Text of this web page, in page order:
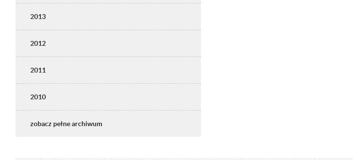
2013
2012
2011
2010
zobacz pełne archiwum